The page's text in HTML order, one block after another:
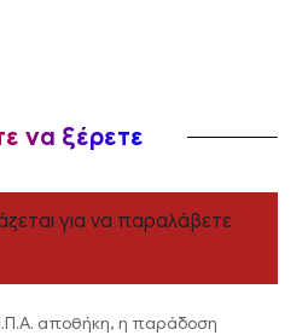
να ξέρετε
για να παραλάβετε
αποθήκη, η παράδοση